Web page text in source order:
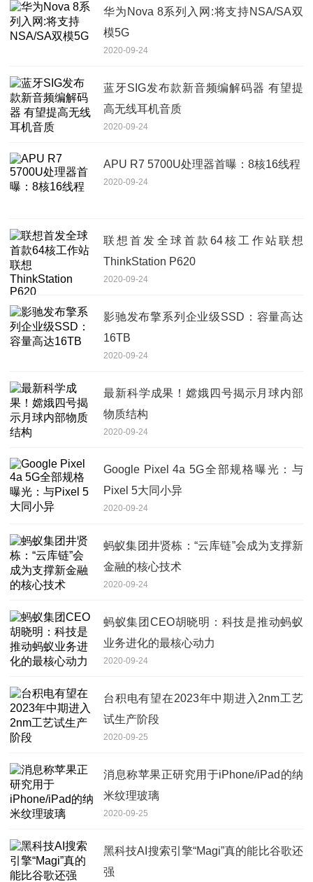
华为Nova 8系列入网:将支持NSA/SA双
模5G
2020-09-24
蓝牙SIG发布款新音频编解码器 有望提
高无线耳机音质
2020-09-24
APU R7 5700U处理器首曝：8核16线程
2020-09-24
联想首发全球首款64核工作站联想
ThinkStation P620
2020-09-24
影驰发布擎系列企业级SSD：容量高达
16TB
2020-09-24
最新科学成果！嫦娥四号揭示月球内部
物质结构
2020-09-24
Google Pixel 4a 5G全部规格曝光：与
Pixel 5大同小异
2020-09-24
蚂蚁集团井贤栋：“云库链”会成为支撑新
金融的核心技术
2020-09-24
蚂蚁集团CEO胡晓明：科技是推动蚂蚁
业务进化的最核心动力
2020-09-24
台积电有望在2023年中期进入2nm工艺
试生产阶段
2020-09-25
消息称苹果正研究用于iPhone/iPad的纳
米纹理玻璃
2020-09-25
黑科技AI搜索引擎“Magi”真的能比谷歌还
强